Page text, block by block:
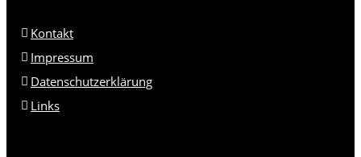
Kontakt
Impressum
Datenschutzerklärung
Links